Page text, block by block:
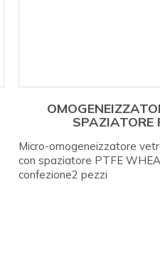
SPAZIATORE
Micro-omogeneizzatore
con spaziatore PTFE
confezione2 pezzi